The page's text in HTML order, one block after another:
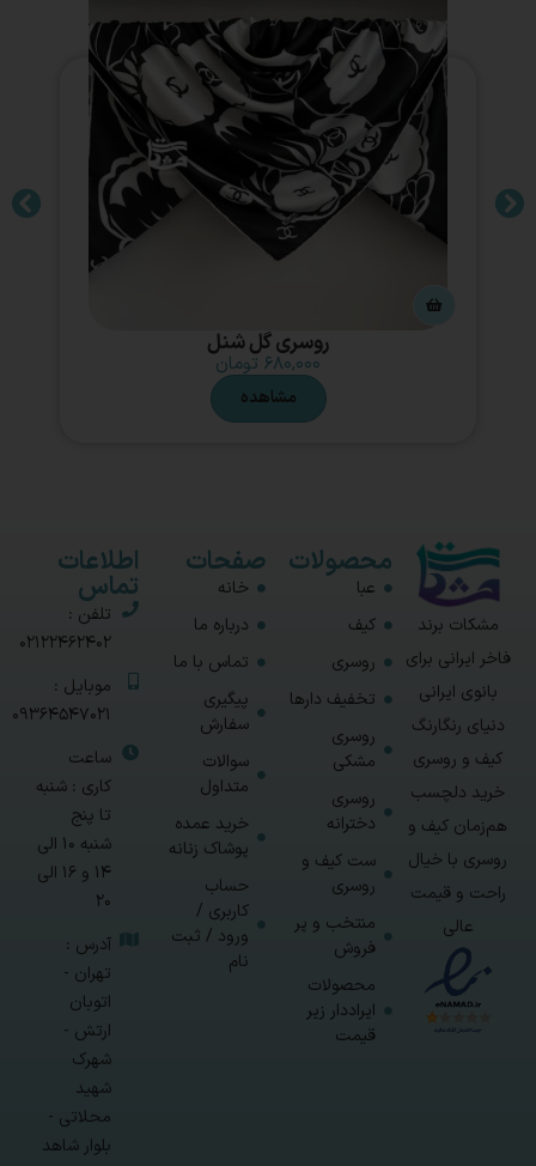
روسری گل شنل
۶۸۰,۰۰۰ تومان
مشاهده
مشکات برند
فاخر ایرانی برای
بانوی ایرانی
دنیای رنگارنگ
کیف و روسری
خرید دلچسب
هم‌زمان کیف و
روسری با خیال
راحت و قیمت
عالی
محصولات
عبا
کیف
روسری
تخفیف دارها
روسری
مشکی
روسری
دخترانه
ست کیف و
روسری
منتخب و پر
فروش
محصولات
ایراددار زیر
قیمت
صفحات
خانه
درباره ما
تماس با ما
پیگیری
سفارش
سوالات
متداول
خرید عمده
پوشاک زنانه
حساب
کاربری /
ورود / ثبت
نام
اطلاعات
تماس
تلفن :
02122462402
موبایل :
09364547021
ساعت
کاری : شنبه
تا پنج
شنبه 10 الی
14 و 16 الی
20
آدرس :
تهران -
اتوبان
ارتش -
شهرک
شهید
محلاتی -
بلوار شاهد